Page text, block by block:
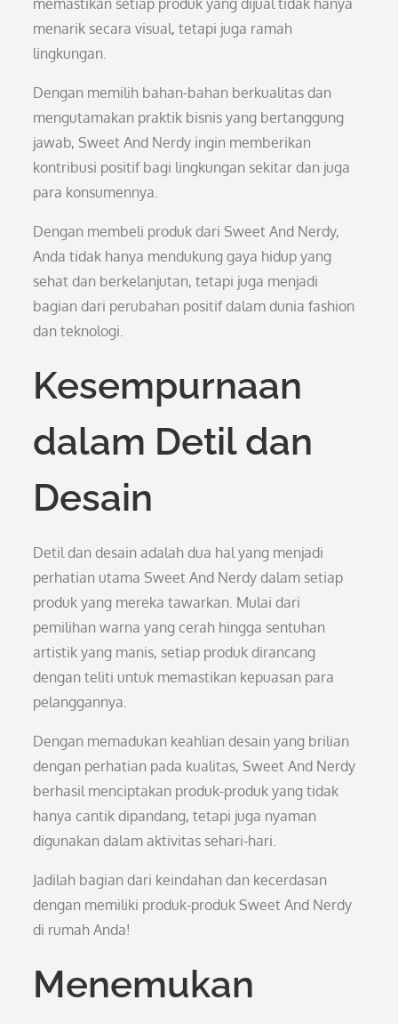
memastikan setiap produk yang dijual tidak hanya
menarik secara visual, tetapi juga ramah
lingkungan.
Dengan memilih bahan-bahan berkualitas dan
mengutamakan praktik bisnis yang bertanggung
jawab, Sweet And Nerdy ingin memberikan
kontribusi positif bagi lingkungan sekitar dan juga
para konsumennya.
Dengan membeli produk dari Sweet And Nerdy,
Anda tidak hanya mendukung gaya hidup yang
sehat dan berkelanjutan, tetapi juga menjadi
bagian dari perubahan positif dalam dunia fashion
dan teknologi.
Kesempurnaan
dalam Detil dan
Desain
Detil dan desain adalah dua hal yang menjadi
perhatian utama Sweet And Nerdy dalam setiap
produk yang mereka tawarkan. Mulai dari
pemilihan warna yang cerah hingga sentuhan
artistik yang manis, setiap produk dirancang
dengan teliti untuk memastikan kepuasan para
pelanggannya.
Dengan memadukan keahlian desain yang brilian
dengan perhatian pada kualitas, Sweet And Nerdy
berhasil menciptakan produk-produk yang tidak
hanya cantik dipandang, tetapi juga nyaman
digunakan dalam aktivitas sehari-hari.
Jadilah bagian dari keindahan dan kecerdasan
dengan memiliki produk-produk Sweet And Nerdy
di rumah Anda!
Menemukan